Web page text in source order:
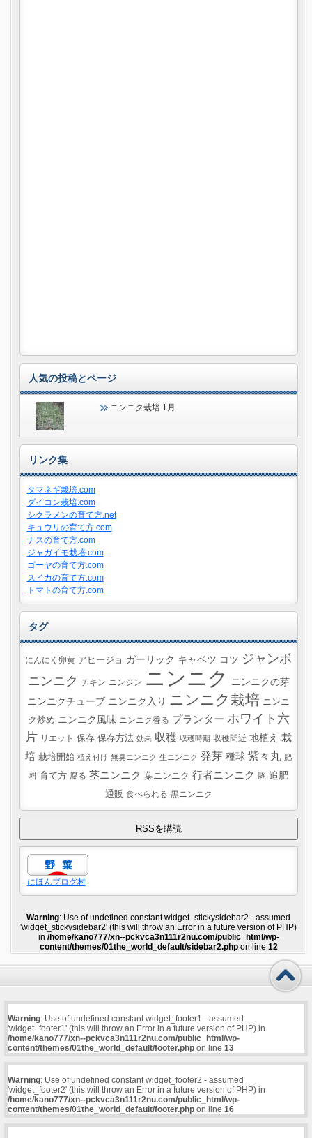
人気の投稿とページ
ニンニク栽培 1月
リンク集
タマネギ栽培.com
ダイコン栽培.com
シクラメンの育て方.net
キュウリの育て方.com
ナスの育て方.com
ジャガイモ栽培.com
ゴーヤの育て方.com
スイカの育て方.com
トマトの育て方.com
タグ
にんにく卵黄 アヒージョ ガーリック キャベツ コツ ジャンボ
ニンニク チキン ニンジン ニンニク
ニンニクの芽
ニンニクチューブ ニンニク入り ニンニク栽培 ニンニ
ク炒め ニンニク風味 ニンニク香る プランター ホワイト六
片 リエット 保存 保存方法 効果 収穫 収穫時期 収穫間近 地植え 栽
培 栽培開始 植え付け 無臭ニンニク 生ニンニク 発芽 種球 紫々丸 肥
料 育て方 腐る 茎ニンニク 葉ニンニク 行者ニンニク 豚 追肥
通販 食べられる 黒ニンニク
にほんブログ村
Warning: Use of undefined constant widget_stickysidebar2 - assumed
'widget_stickysidebar2' (this will throw an Error in a future version of PHP)
in /home/kano777/xn--pckvca3n111r2nu.com/public_html/wp-
content/themes/01the_world_default/sidebar2.phpon line 12
Warning: Use of undefined constant widget_footer1 - assumed
'widget_footer1' (this will throw an Error in a future version of PHP) in
/home/kano777/xn--pckvca3n111r2nu.com/public_html/wp-
content/themes/01the_world_default/footer.phpon line 13
Warning: Use of undefined constant widget_footer2 - assumed
'widget_footer2' (this will throw an Error in a future version of PHP) in
/home/kano777/xn--pckvca3n111r2nu.com/public_html/wp-
content/themes/01the_world_default/footer.phpon line 16